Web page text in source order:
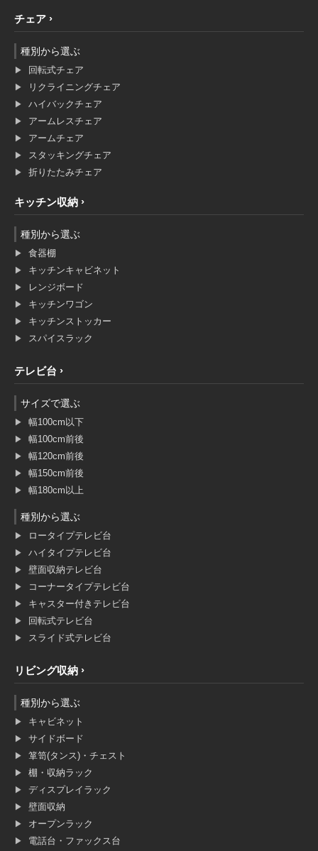
チェア
種別から選ぶ
回転式チェア
リクライニングチェア
ハイバックチェア
アームレスチェア
アームチェア
スタッキングチェア
折りたたみチェア
キッチン収納
種別から選ぶ
食器棚
キッチンキャビネット
レンジボード
キッチンワゴン
キッチンストッカー
スパイスラック
テレビ台
サイズで選ぶ
幅100cm以下
幅100cm前後
幅120cm前後
幅150cm前後
幅180cm以上
種別から選ぶ
ロータイプテレビ台
ハイタイプテレビ台
壁面収納テレビ台
コーナータイプテレビ台
キャスター付きテレビ台
回転式テレビ台
スライド式テレビ台
リビング収納
種別から選ぶ
キャビネット
サイドボード
箪笥(タンス)・チェスト
棚・収納ラック
ディスプレイラック
壁面収納
オープンラック
電話台・ファックス台